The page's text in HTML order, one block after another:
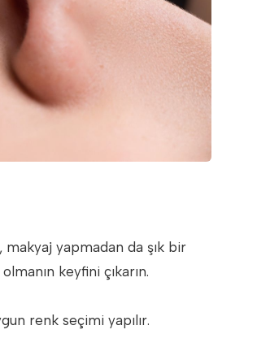
makyaj yapmadan da şık bir
keyfini çıkarın.
renk seçimi yapılır.